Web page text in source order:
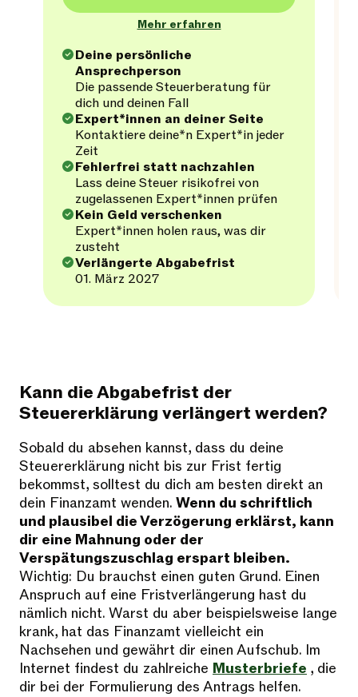
Mehr erfahren
Deine persönliche
Ansprechperson
Die passende Steuerberatung für
dich und deinen Fall
Expert*innen an deiner Seite
Kontaktiere deine*n Expert*in jeder
Zeit
Fehlerfrei statt nachzahlen
Lass deine Steuer risikofrei von
zugelassenen Expert*innen prüfen
Kein Geld verschenken
Expert*innen holen raus, was dir
zusteht
Verlängerte Abgabefrist
01. März 2027
Kann die Abgabefrist der
Steuererklärung verlängert werden?
Sobald du absehen kannst, dass du deine
Steuererklärung nicht bis zur Frist fertig
bekommst, solltest du dich am besten direkt an
dein Finanzamt wenden. Wenn du schriftlich
und plausibel die Verzögerung erklärst, kann
dir eine Mahnung oder der
Verspätungszuschlag erspart bleiben.
Wichtig: Du brauchst einen guten Grund. Einen
Anspruch auf eine Fristverlängerung hast du
nämlich nicht. Warst du aber beispielsweise lange
krank, hat das Finanzamt vielleicht ein
Nachsehen und gewährt dir einen Aufschub. Im
Internet findest du zahlreiche Musterbriefe , die
dir bei der Formulierung des Antrags helfen.